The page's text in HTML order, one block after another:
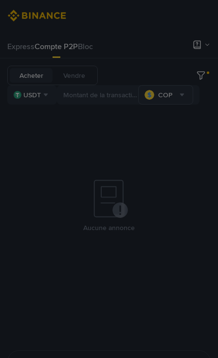
ExpressCompte P2PBloc
Acheter Vendre
USDT COP
Aucune annonce